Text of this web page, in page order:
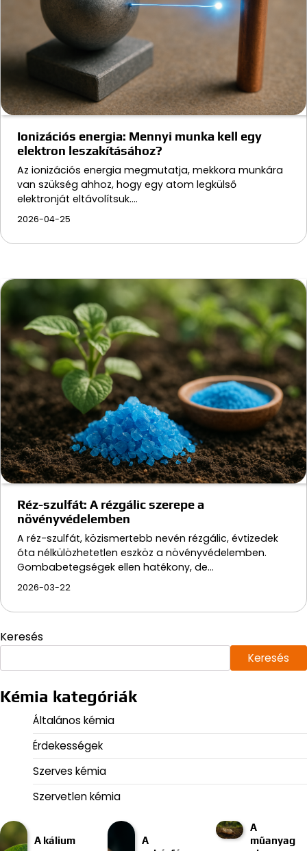
Ionizációs energia: Mennyi munka kell egy
elektron leszakításához?
Az ionizációs energia megmutatja, mekkora munkára
van szükség ahhoz, hogy egy atom legkülső
elektronját eltávolítsuk.…
2026-04-25
Réz-szulfát: A rézgálic szerepe a
növényvédelemben
A réz-szulfát, közismertebb nevén rézgálic, évtizedek
óta nélkülözhetetlen eszköz a növényvédelemben.
Gombabetegségek ellen hatékony, de…
2026-03-22
Keresés
Keresés
Kémia kategóriák
Általános kémia
Érdekességek
Szerves kémia
Szervetlen kémia
A kálium
A
A
műanyag